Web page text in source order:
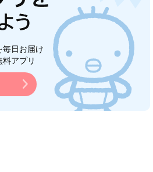
日お届け
アプリ